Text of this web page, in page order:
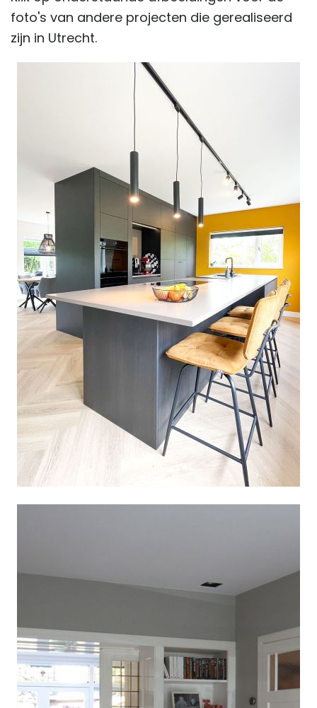
foto's van andere projecten die gerealiseerd
zijn in Utrecht.
Verbouwing woning Utrecht